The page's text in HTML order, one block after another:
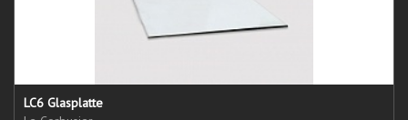
LC6 Glasplatte